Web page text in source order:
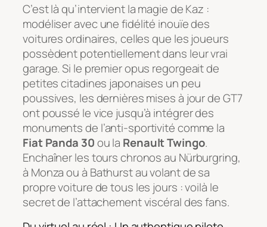
C’est là qu’intervient la magie de Kaz :
modéliser avec une fidélité inouïe des
voitures ordinaires, celles que les joueurs
possèdent potentiellement dans leur vrai
garage. Si le premier opus regorgeait de
petites citadines japonaises un peu
poussives, les dernières mises à jour de GT7
ont poussé le vice jusqu’à intégrer des
monuments de l’anti-sportivité comme la
Fiat Panda 30ou la Renault Twingo.
Enchaîner les tours chronos au Nürburgring,
à Monza ou à Bathurst au volant de sa
propre voiture de tous les jours : voilà le
secret de l’attachement viscéral des fans.